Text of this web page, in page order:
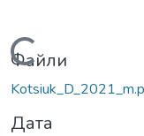
Вантажиться...
Файли
Дата